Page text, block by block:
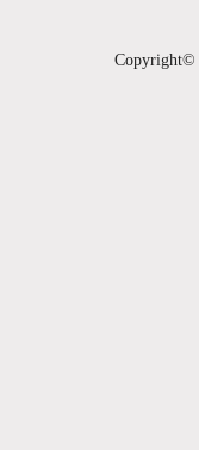
Copyright©